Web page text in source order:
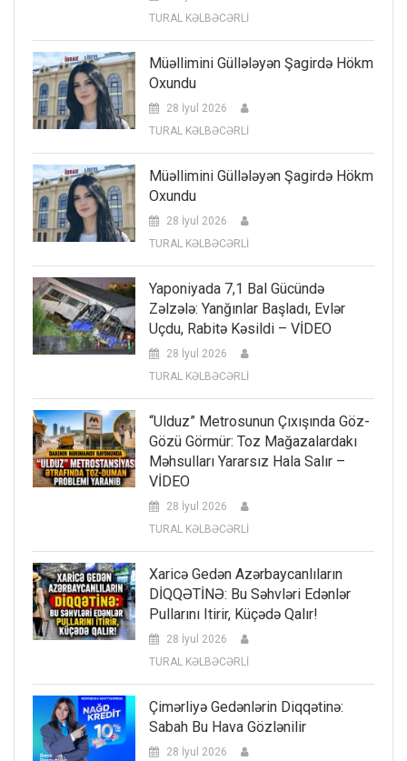
TURAL KƏLBƏCƏRLİ
Müəllimini Güllələyən Şagirdə Hökm
Oxundu
28 İyul 2026
TURAL KƏLBƏCƏRLİ
Müəllimini Güllələyən Şagirdə Hökm
Oxundu
28 İyul 2026
TURAL KƏLBƏCƏRLİ
Yaponiyada 7,1 Bal Gücündə
Zəlzələ: Yanğınlar Başladı, Evlər
Uçdu, Rabitə Kəsildi – VİDEO
28 İyul 2026
TURAL KƏLBƏCƏRLİ
“Ulduz” Metrosunun Çıxışında Göz-
Gözü Görmür: Toz Mağazalardakı
Məhsulları Yararsız Hala Salır –
VİDEO
28 İyul 2026
TURAL KƏLBƏCƏRLİ
Xaricə Gedən Azərbaycanlıların
DİQQƏTİNƏ: Bu Səhvləri Edənlər
Pullarını Itirir, Küçədə Qalır!
28 İyul 2026
TURAL KƏLBƏCƏRLİ
Çimərliyə Gedənlərin Diqqətinə:
Sabah Bu Hava Gözlənilir
28 İyul 2026